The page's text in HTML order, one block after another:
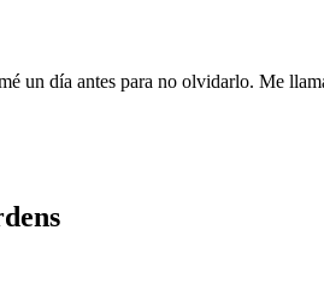
un día antes para no olvidarlo. Me